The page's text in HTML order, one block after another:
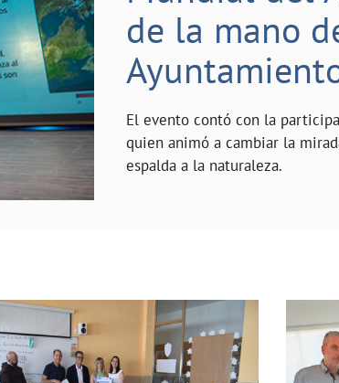
de la mano
El evento contó con la
quien animó a cambiar la
espalda a la naturaleza.